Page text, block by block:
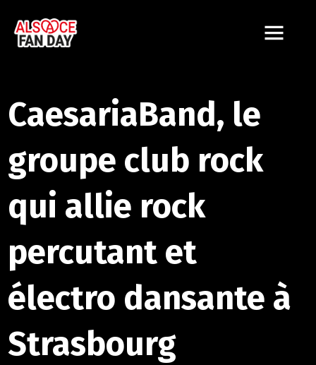
CaesariaBand, le
groupe club rock
qui allie rock
percutant et
électro dansante à
Strasbourg